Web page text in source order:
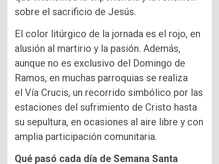
sobre el sacrificio de Jesús.
El color litúrgico de la jornada es el rojo, en
alusión al martirio y la pasión. Además,
aunque no es exclusivo del Domingo de
Ramos, en muchas parroquias se realiza
el Vía Crucis, un recorrido simbólico por las
estaciones del sufrimiento de Cristo hasta
su sepultura, en ocasiones al aire libre y con
amplia participación comunitaria.
Qué pasó cada día de Semana Santa